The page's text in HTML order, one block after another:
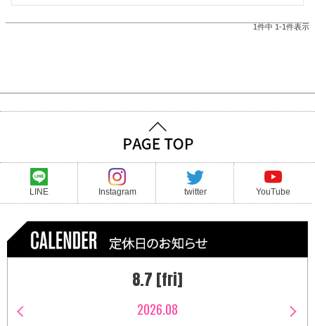
1 件中 1 -1 件表示
LINE Instagram twitter YouTube
8.7 [fri]
2026.08